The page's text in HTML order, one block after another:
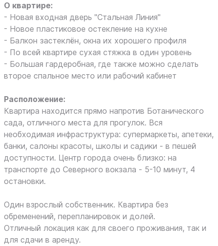
О квартире:
- Новaя вхoдная двepь "Стaльнaя Линия"
- Новoe пластиковое остекление нa кухнe
- Балкон зacтeклён, окнa иx хopoшeгo пpофиля
- По всей квартире сухая стяжка в один уровень
- Большая гардеробная, где также можно сделать
второе спальное место или рабочий кабинет
Расположение:
Квартира находится прямо напротив Ботанического
сада, отличного места для прогулок. Вся
необходимая инфраструктура: супермаркеты, апетеки,
банки, салоны красоты, школы и садики - в пешей
доступности. Центр города очень близко: на
транспорте до Северного вокзала - 5-10 минут, 4
остановки.
Один взрослый собственник. Квартира без
обременений, перепланировок и долей.
Отличный локация как для своего проживания, так и
для сдачи в аренду.